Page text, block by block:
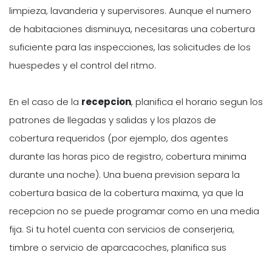
limpieza, lavanderia y supervisores. Aunque el numero
de habitaciones disminuya, necesitaras una cobertura
suficiente para las inspecciones, las solicitudes de los
huespedes y el control del ritmo.
En el caso de la recepcion, planifica el horario segun los
patrones de llegadas y salidas y los plazos de
cobertura requeridos (por ejemplo, dos agentes
durante las horas pico de registro, cobertura minima
durante una noche). Una buena prevision separa la
cobertura basica de la cobertura maxima, ya que la
recepcion no se puede programar como en una media
fija. Si tu hotel cuenta con servicios de conserjeria,
timbre o servicio de aparcacoches, planifica sus